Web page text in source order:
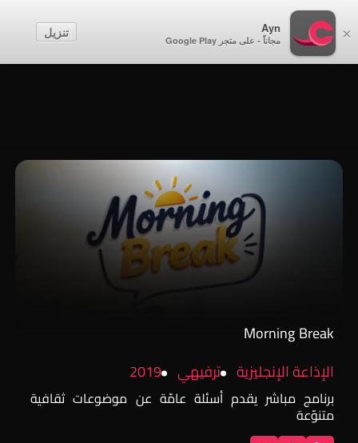
×
Ayn
مجاناً - على متجر Google Play
تنزيل
إنشاء حساب
Morning Break
الإذاعة الإنجليزية
ترفيهي 2019
برنامج مباشر يقدم أسئلة عامّة عن موضوعات ثقافية
متنوّعة